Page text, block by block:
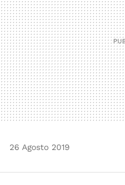
26 Agosto 2019